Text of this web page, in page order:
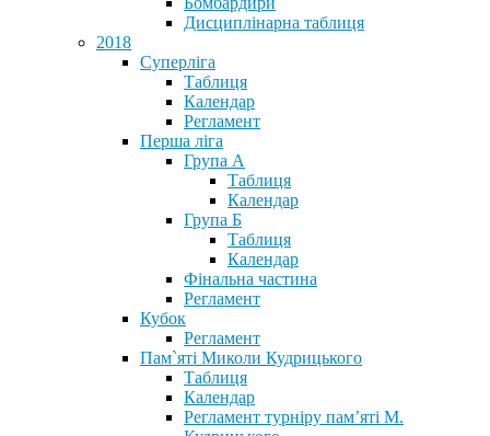
Дисциплінарна таблиця
2018
Суперліга
Таблиця
Календар
Регламент
Перша ліга
Група А
Таблиця
Календар
Група Б
Таблиця
Календар
Фінальна частина
Регламент
Кубок
Регламент
Пам`яті Миколи Кудрицького
Таблиця
Календар
Регламент турніру пам’яті М.